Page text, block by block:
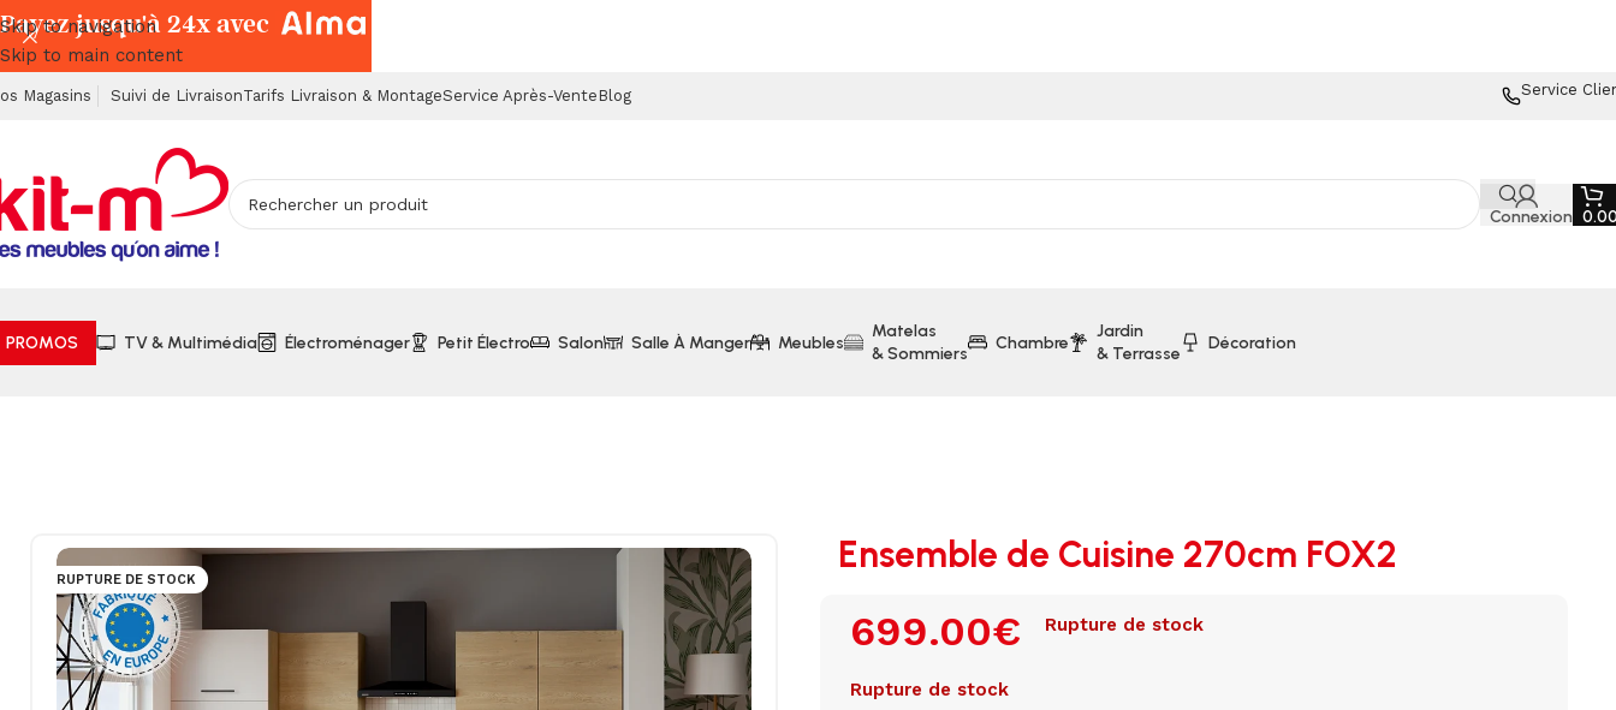
Skip to navigation
Skip to main content
Magasins Suivi de LivraisonTarifs Livraison & MontageService Après-Vente Blog Service
Connexion
PROMOS TV & Multimédia Électroménager Petit Électro Salon Salle À Manger Meubles
Matelas
& Sommiers
Chambre
Jardin
& Terrasse
Décoration
RUPTURE DE STOCK
Ensemble de Cuisine 270cm FOX2
699.00€ Rupture de stock
Rupture de stock
Payez jusqu'à 24x avec